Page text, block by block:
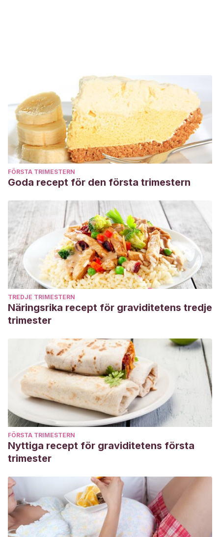
FÖRSTA TRIMESTERN
Goda recept för den första trimestern
TREDJE TRIMESTERN
Näringsrika recept för graviditetens tredje
trimester
FÖRSTA TRIMESTERN
Nyttiga recept för graviditetens första
trimester